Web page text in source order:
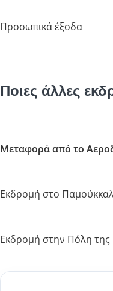
Προσωπικά έξοδα
Ποιες άλλες
Μεταφορά από το
Εκδρομή στο
Εκδρομή στην Πόλη